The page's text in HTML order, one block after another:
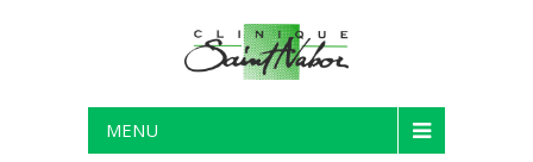
MENU